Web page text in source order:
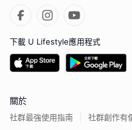
下載 U Lifestyle應用程式
關於
社群最強使用指南
社群創作有